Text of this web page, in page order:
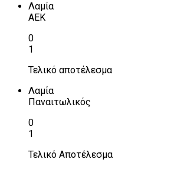
Λαμία
ΑΕΚ
0
1
Τελικό αποτέλεσμα
Λαμία
Παναιτωλικός
0
1
Τελικό Αποτέλεσμα